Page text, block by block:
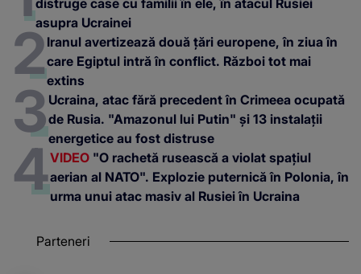
distruge case cu familii în ele, în atacul Rusiei
asupra Ucrainei
Iranul avertizează două țări europene, în ziua în
care Egiptul intră în conflict. Război tot mai
extins
Ucraina, atac fără precedent în Crimeea ocupată
de Rusia. "Amazonul lui Putin" și 13 instalații
energetice au fost distruse
VIDEO "O rachetă rusească a violat spațiul
aerian al NATO". Explozie puternică în Polonia, în
urma unui atac masiv al Rusiei în Ucraina
Parteneri